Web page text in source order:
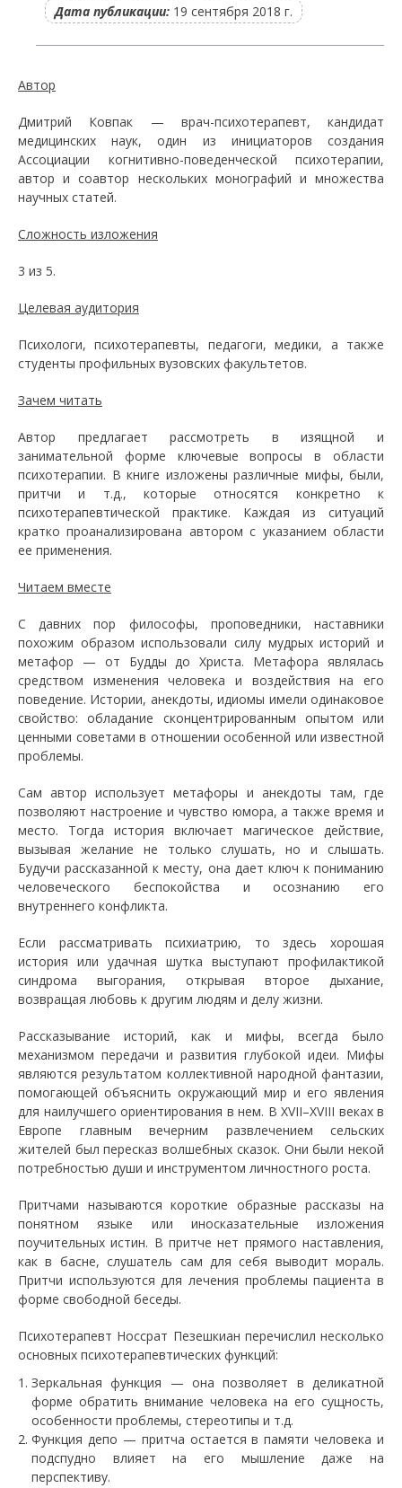
Дата публикации: 19 сентября 2018 г.
Автор
Дмитрий Ковпак — врач-психотерапевт, кандидат
медицинских наук, один из инициаторов создания
Ассоциации когнитивно-поведенческой психотерапии,
автор и соавтор нескольких монографий и множества
научных статей.
Сложность изложения
3 из 5.
Целевая аудитория
Психологи, психотерапевты, педагоги, медики, а также
студенты профильных вузовских факультетов.
Зачем читать
Автор предлагает рассмотреть в изящной и
занимательной форме ключевые вопросы в области
психотерапии. В книге изложены различные мифы, были,
притчи и т.д., которые относятся конкретно к
психотерапевтической практике. Каждая из ситуаций
кратко проанализирована автором с указанием области
ее применения.
Читаем вместе
С давних пор философы, проповедники, наставники
похожим образом использовали силу мудрых историй и
метафор — от Будды до Христа. Метафора являлась
средством изменения человека и воздействия на его
поведение. Истории, анекдоты, идиомы имели одинаковое
свойство: обладание сконцентрированным опытом или
ценными советами в отношении особенной или известной
проблемы.
Сам автор использует метафоры и анекдоты там, где
позволяют настроение и чувство юмора, а также время и
место. Тогда история включает магическое действие,
вызывая желание не только слушать, но и слышать.
Будучи рассказанной к месту, она дает ключ к пониманию
человеческого беспокойства и осознанию его
внутреннего конфликта.
Если рассматривать психиатрию, то здесь хорошая
история или удачная шутка выступают профилактикой
синдрома выгорания, открывая второе дыхание,
возвращая любовь к другим людям и делу жизни.
Рассказывание историй, как и мифы, всегда было
механизмом передачи и развития глубокой идеи. Мифы
являются результатом коллективной народной фантазии,
помогающей объяснить окружающий мир и его явления
для наилучшего ориентирования в нем. В XVII–XVIII веках в
Европе главным вечерним развлечением сельских
жителей был пересказ волшебных сказок. Они были некой
потребностью души и инструментом личностного роста.
Притчами называются короткие образные рассказы на
понятном языке или иносказательные изложения
поучительных истин. В притче нет прямого наставления,
как в басне, слушатель сам для себя выводит мораль.
Притчи используются для лечения проблемы пациента в
форме свободной беседы.
Психотерапевт Носсрат Пезешкиан перечислил несколько
основных психотерапевтических функций:
Зеркальная функция — она позволяет в деликатной
форме обратить внимание человека на его сущность,
особенности проблемы, стереотипы и т.д.
Функция депо — притча остается в памяти человека и
подспудно влияет на его мышление даже на
перспективу.